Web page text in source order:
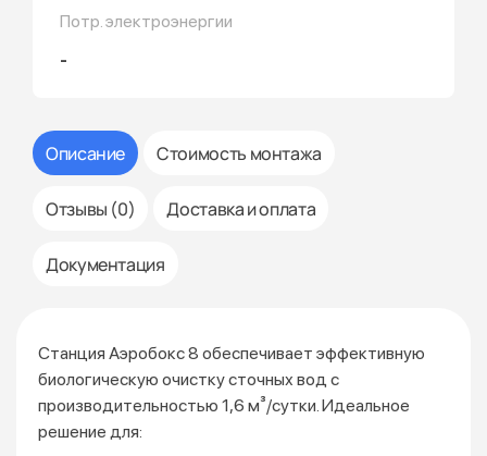
Потр. электроэнергии
-
Описание Стоимость монтажа
Отзывы (0) Доставка и оплата
Документация
Станция Аэробокс 8 обеспечивает эффективную
биологическую очистку сточных вод с
производительностью 1,6 м³/сутки. Идеальное
решение для: